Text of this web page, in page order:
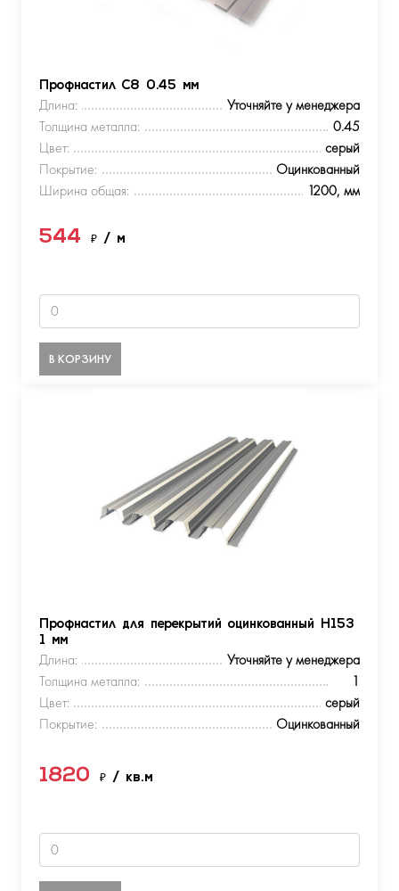
Профнастил С8 0.45 мм
Длина:
Уточняйте у менеджера
Толщина металла:
0.45
Цвет:
серый
Покрытие:
Оцинкованный
Ширина общая:
1200, мм
544 ₽ / м
В КОРЗИНУ
Профнастил для перекрытий оцинкованный Н153
1 мм
Длина:
Уточняйте у менеджера
Толщина металла:
1
Цвет:
серый
Покрытие:
Оцинкованный
1820 ₽ / кв.м